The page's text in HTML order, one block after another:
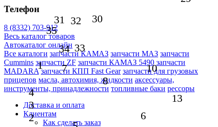
Телефон
8 (8332) 703-912
Весь каталог товаров
Автокаталог онлайн
Все каталоги запчасти КАМАЗ запчасти МАЗ запчасти
Cummins запчасти ZF запчасти КАМАЗ 5490 запчасти
MADARA запчасти КПП Fast Gear запчасти для грузовых
прицепов масла, автохимия, жидкости аксессуары,
инструменты, принадлежности топливные баки рессоры
Доставка и оплата
Клиентам
Как сделать заказ
30
31 32
33
34
35
2
3
4
6
7
8
1 10
13